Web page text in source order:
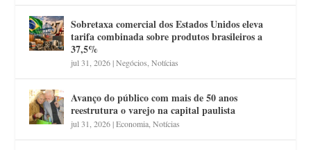
Sobretaxa comercial dos Estados Unidos eleva
tarifa combinada sobre produtos brasileiros a
37,5%
jul 31, 2026|Negócios ,Notícias
Avanço do público com mais de 50 anos
reestrutura o varejo na capital paulista
jul 31, 2026|Economia ,Notícias